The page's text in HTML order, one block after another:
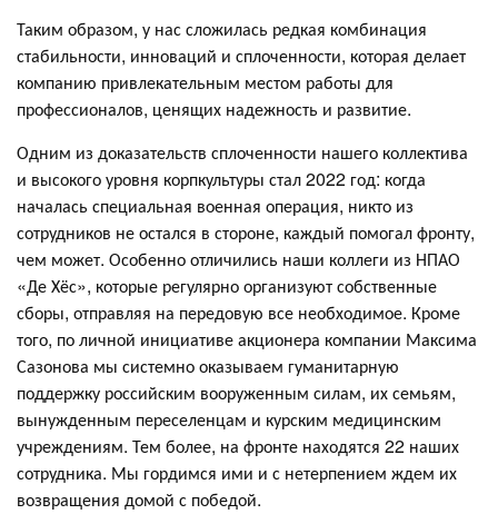
Таким образом, у нас сложилась редкая комбинация
стабильности, инноваций и сплоченности, которая делает
компанию привлекательным местом работы для
профессионалов, ценящих надежность и развитие.
Одним из доказательств сплоченности нашего коллектива
и высокого уровня корпкультуры стал 2022 год: когда
началась специальная военная операция, никто из
сотрудников не остался в стороне, каждый помогал фронту,
чем может. Особенно отличились наши коллеги из НПАО
«Де Хёс», которые регулярно организуют собственные
сборы, отправляя на передовую все необходимое. Кроме
того, по личной инициативе акционера компании Максима
Сазонова мы системно оказываем гуманитарную
поддержку российским вооруженным силам, их семьям,
вынужденным переселенцам и курским медицинским
учреждениям. Тем более, на фронте находятся 22 наших
сотрудника. Мы гордимся ими и с нетерпением ждем их
возвращения домой с победой.